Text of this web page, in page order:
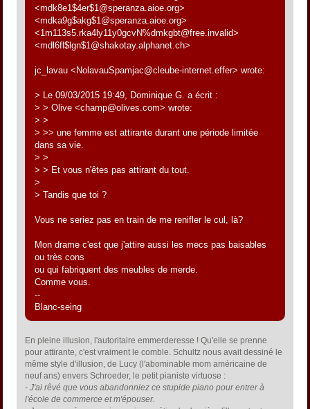
<mdk8e1$4er$1@speranza.aioe.org>
<mdka9g$akg$1@speranza.aioe.org>
<1m113s5.rka4ly11y0gcvN%dmkgbt@free.invalid>
<mdl6fl$lgn$1@shakotay.alphanet.ch>
jc_lavau <NolavauSpamjac@cleube-internet.effer> wrote:
> Le 09/03/2015 19:49, Dominique G. a écrit :
> > Olive <champ@olives.com> wrote:
> >
> >> une femme est attirante durant une période limitée
dans sa vie.
> >
> > Et vous n'êtes pas attirant du tout.
>
> Tandis que toi ?
Vous ne seriez pas en train de me renifler le cul, là?
Mon drame c'est que j'attire aussi les mecs pas baisables
ou très cons
ou qui fabriquent des meubles de merde.
Comme vous.
--
Blanc-seing
En pleine illusion, l'autoritaire emmerderesse ! Qu'elle se prenne
pour attirante, c'est vraiment le comble. Schultz nous avait dessiné le
même style d'illusion, de Lucy (l'abominable mom américaine de
neuf ans) envers Schroeder, le petit pianiste virtuose :
- J'ai rêvé que vous abandonniez ce stupide piano pour entrer à
l'école de commerce et m'épouser.